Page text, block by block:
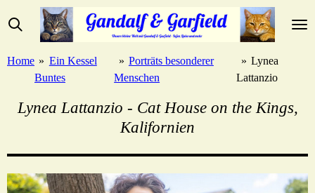
Hauptinhalt
Home » Ein Kessel
Buntes
» Porträts besonderer
Menschen
» Lynea
Lattanzio
Lynea Lattanzio - Cat House on the Kings,
Kalifornien